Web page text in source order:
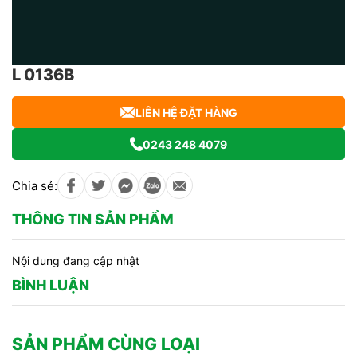
L 0136B
LIÊN HỆ ĐẶT HÀNG
0243 248 4079
Chia sẻ:
THÔNG TIN SẢN PHẨM
Nội dung đang cập nhật
BÌNH LUẬN
SẢN PHẨM CÙNG LOẠI